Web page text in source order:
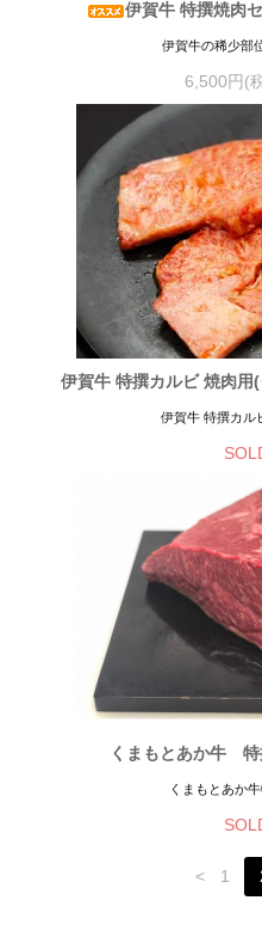
伊賀牛 特撰焼肉
伊賀牛の稀少部
6,500円(
伊賀牛 特撰カルビ 焼肉
伊賀牛 特撰カル
くまもとあか牛 特
くまもとあか
< 1